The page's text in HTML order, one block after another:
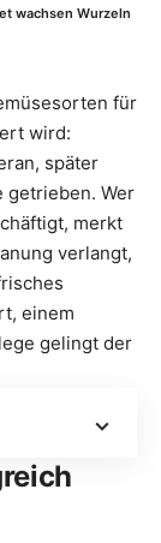
wachsen Wurzeln
für
wird:
später
getrieben. Wer
merkt
verlangt,
einem
gelingt der